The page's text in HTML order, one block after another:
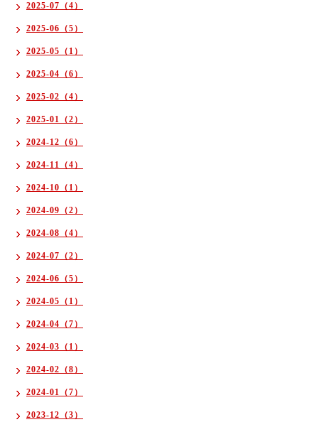
2025-07（4）
2025-06（5）
2025-05（1）
2025-04（6）
2025-02（4）
2025-01（2）
2024-12（6）
2024-11（4）
2024-10（1）
2024-09（2）
2024-08（4）
2024-07（2）
2024-06（5）
2024-05（1）
2024-04（7）
2024-03（1）
2024-02（8）
2024-01（7）
2023-12（3）